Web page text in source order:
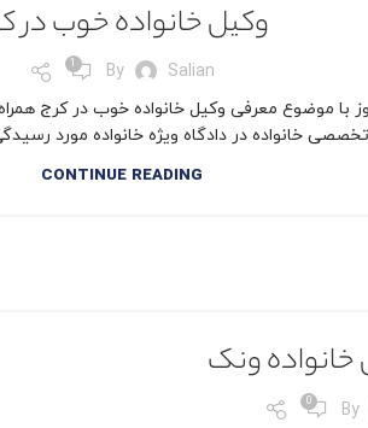
وکیل خانواده خوب در
By Salian
1
با موضوع معرفی وکیل خانواده خوب در کرج
تخصصی خانواده در دادگاه ویژه خانواده مورد
CONTINUE READING
خانواده ونک
By
0